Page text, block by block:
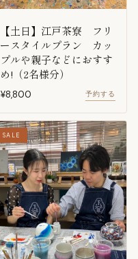
【土日】江戸茶寮 フリ
ースタイルプラン カッ
プルや親子などにおすす
め!（2名様分）
¥8,800 予約する
SALE